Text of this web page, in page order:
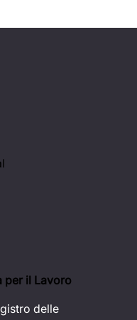
per il Lavoro
delle